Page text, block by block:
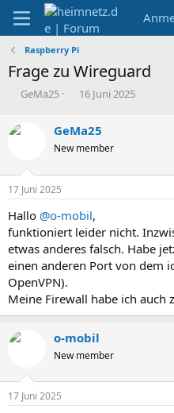
Raspberry Pi
Frage zu Wireguard
E
t
l
e
GeMa25
E
t
e
l
m
16 Juni 2025
GeMa25
New member
17 Juni 2025
Hallo @o-mobil,
funktioniert leider nicht.
etwas anderes falsch. Habe
einen anderen Port von dem
OpenVPN).
Meine Firewall habe ich auch
o-mobil
New member
17 Juni 2025